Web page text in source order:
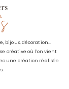
bijoux, décoration...
créative où l'on vient
une création réalisée